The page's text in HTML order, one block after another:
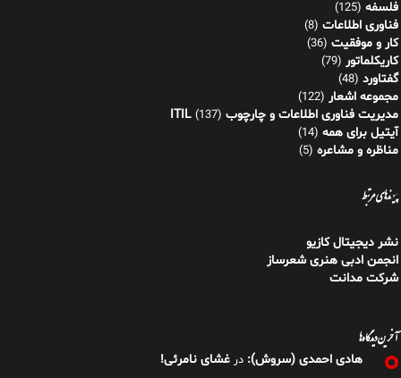
فلسفه (125)
فناوری اطلاعات (8)
کار و موفقیت (36)
کاریکلماتور (79)
گفتاورد (48)
مجموعه اشعار (122)
مدیریت فناوری اطلاعات و چارچوب ITIL (137)
آیتیل برای همه (14)
مناظره و مشاعره (5)
پیوندهای مرتبط
نشر دیجیتال کازیو
انجمن ادبی هنری شعرساز
شرکت مدانت
آخرین دیدگاه‌ها
هادی احمدی (سروش): در غشای نامرئی!